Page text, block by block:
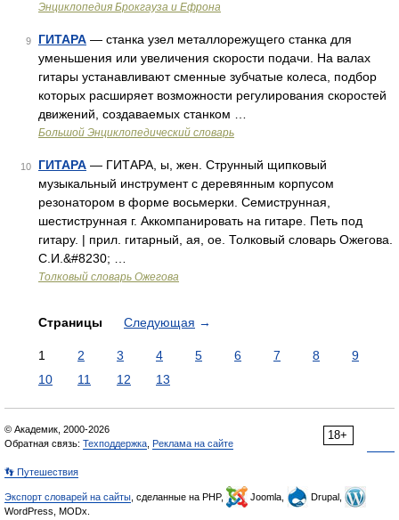
Энциклопедия Брокгауза и Ефрона
9 ГИТАРА — станка узел металлорежущего станка для
уменьшения или увеличения скорости подачи. На валах
гитары устанавливают сменные зубчатые колеса, подбор
которых расширяет возможности регулирования скоростей
движений, создаваемых станком …
Большой Энциклопедический словарь
10 ГИТАРА — ГИТАРА, ы, жен. Струнный щипковый
музыкальный инструмент с деревянным корпусом
резонатором в форме восьмерки. Семиструнная,
шестиструнная г. Аккомпанировать на гитаре. Петь под
гитару. | прил. гитарный, ая, ое. Толковый словарь Ожегова.
С.И.&#8230; …
Толковый словарь Ожегова
Страницы Следующая →
1 2 3 4 5 6 7 8
9
10
11 12 13
18+
© Академик, 2000-2026
Обратная связь: Техподдержка Реклама на сайте
👣 Путешествия
Экспорт словарей на сайты , сделанные на PHP, Joomla,
Drupal,
WordPress, MODx.